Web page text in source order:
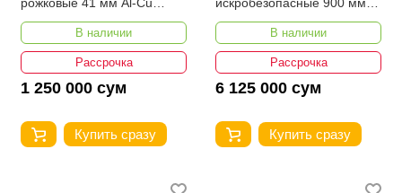
YATO YT-67749
В наличии
Рассрочка
1 250 000 сум
Купить сразу
YATO YT-68346
В наличии
Рассрочка
6 125 000 сум
Купить сразу